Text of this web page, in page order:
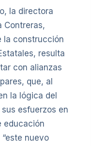
la directora
Contreras,
la construcción
resulta
con alianzas
que, al
la lógica del
esfuerzos en
educación
nuevo